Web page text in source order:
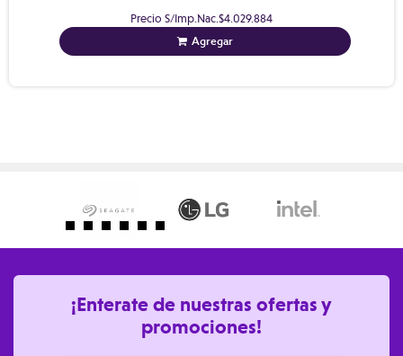
Precio S/Imp.Nac.$4.029.884
Agregar
¡Enterate de nuestras ofertas y
promociones!